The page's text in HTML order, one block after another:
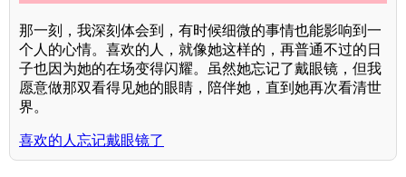
那一刻，我深刻体会到，有时候细微的事情也能影响到一
个人的心情。喜欢的人，就像她这样的，再普通不过的日
子也因为她的在场变得闪耀。虽然她忘记了戴眼镜，但我
愿意做那双看得见她的眼睛，陪伴她，直到她再次看清世
界。
喜欢的人忘记戴眼镜了